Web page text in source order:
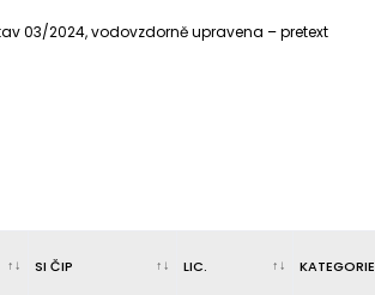
03/2024, vodovzdorně upravena – pretext
SI ČIP LIC. KATEGORIE